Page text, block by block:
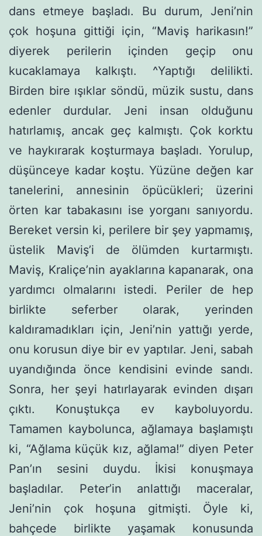
dans etmeye başladı. Bu durum, Jeni’nin
çok hoşuna gittiği için, “Maviş harikasın!”
diyerek perilerin içinden geçip onu
kucaklama­ya kalkıştı. ^Yaptığı delilikti.
Birden bire ışıklar söndü, müzik sustu, dans
edenler durdular. Jeni insan olduğunu
hatırlamış, ancak geç kalmıştı. Çok korktu
ve haykırarak koşturmaya başladı. Yorulup,
düşünceye kadar koştu. Yüzüne değen kar
tanele­rini, annesinin öpücükleri; üzerini
örten kar tabakasını ise yorganı sanıyordu.
Bereket versin ki, perilere bir şey yapmamış,
üstelik Maviş’i de ölümden kurtarmıştı.
Maviş, Kraliçe’nin ayaklarına kapanarak, ona
yardımcı olmalarını istedi. Periler de hep
birlikte seferber olarak, yerinden
kaldıramadıkları için, Jeni’nin yattığı yerde,
onu korusun diye bir ev yaptılar. Jeni, sabah
uyandığında önce kendisini evinde sandı.
Sonra, her şeyi hatırlayarak evinden dışarı
çıktı. Konuştukça ev kaybolu­yordu.
Tamamen kaybolunca, ağlamaya başlamıştı
ki, “Ağlama küçük kız, ağlama!” diyen Peter
Pan’ın sesini duydu. İkisi konuşmaya
başladılar. Peter’in anlattığı maceralar,
Jeni’nin çok hoşuna gitmişti. Öyle ki,
bahçede birlikte yaşamak konusunda